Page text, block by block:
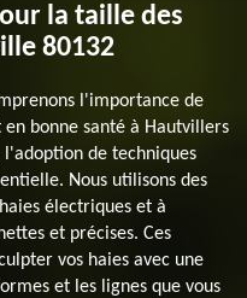
la taille des
80132
l'importance de
bonne santé à Hautvillers
de techniques
Nous utilisons des
électriques et à
et précises. Ces
vos haies avec une
et les lignes que vous